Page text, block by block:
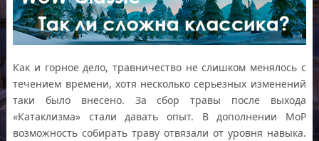
Как и горное дело, травничество не слишком менялось с
течением времени, хотя несколько серьезных изменений
таки было внесено. За сбор травы после выхода
«Катаклизма» стали давать опыт. В дополнении МоР
возможность собирать траву отвязали от уровня навыка.